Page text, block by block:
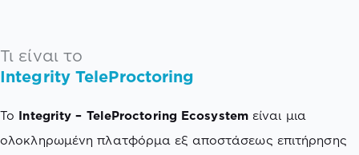
Τι είναι το
Integrity TeleProctoring
Το Integrity – TeleProctoring Ecosystemείναι μια
ολοκληρωμένη πλατφόρμα εξ αποστάσεως επιτήρησης